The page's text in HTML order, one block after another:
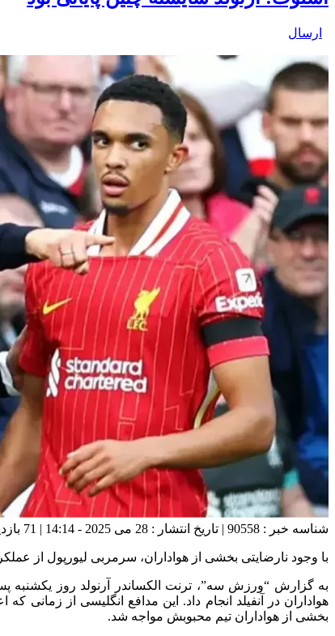
ارسال
شناسه خبر : 90558 | تاریخ انتشار : 28 می 2025 - 14:14 | 71 بازدید | تعداد دیدگاه :
با وجود نارضایتی بخشی از هواداران، سرمربی لیورپول از
هواداران در آنفیلد انجام داد. این مدافع انگلیسی از زمانی
بخشی از هواداران تیم محبوبش مواجه شد.